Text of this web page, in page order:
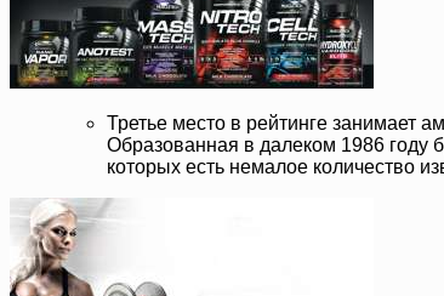
Третье место в рейтинге занимает
Образованная в далеком 1986 году
которых есть немалое количество